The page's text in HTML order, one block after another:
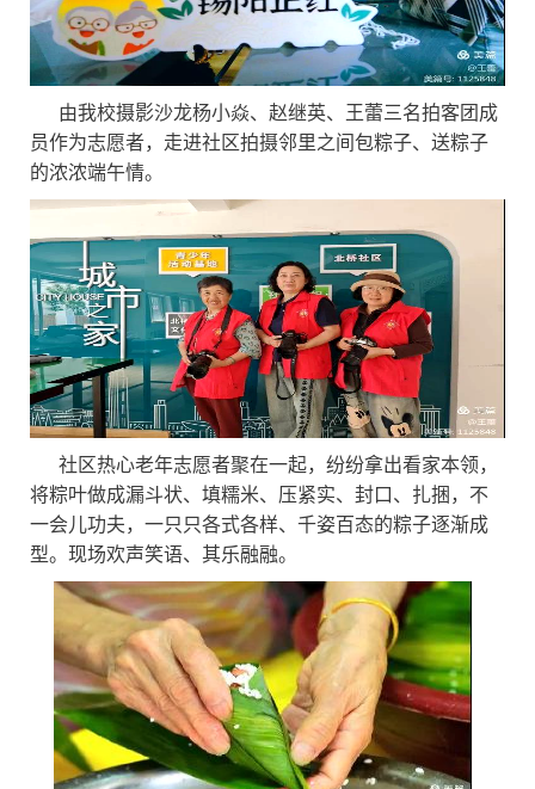
由我校摄影沙龙杨小焱、赵继英、王蕾三名拍客团成
员作为志愿者，走进社区拍摄邻里之间包粽子、送粽子
的浓浓端午情。
社区热心老年志愿者聚在一起，纷纷拿出看家本领，
将粽叶做成漏斗状、填糯米、压紧实、封口、扎捆，不
一会儿功夫，一只只各式各样、千姿百态的粽子逐渐成
型。现场欢声笑语、其乐融融。